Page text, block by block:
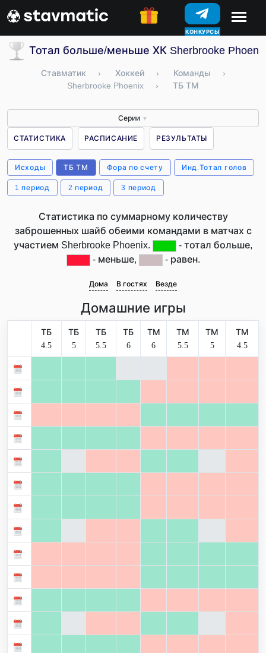
КОНКУРСЫ
Тотал больше/меньше ХК Sherbrooke
Ставматик › Хоккей › Команды
›
Sherbrooke Phoenix
› ТБ ТМ
Серии ▼
СТАТИСТИКА РАСПИСАНИЕ РЕЗУЛЬТАТЫ
Исходы ТБ ТМ Фора по счету Инд.Тотал голов
1 период 2 период 3 период
Статистика по суммарному количеству
заброшенных шайб обеими командами в матчах с
участием Sherbrooke Phoenix.
- тотал больше,
- меньше,
- равен.
Дома В гостях Везде
Домашние игры
ТБ
4.5
ТБ
5
ТБ
5.5
ТБ
6
ТМ
6
ТМ
5.5
ТМ
5
ТМ
4.5